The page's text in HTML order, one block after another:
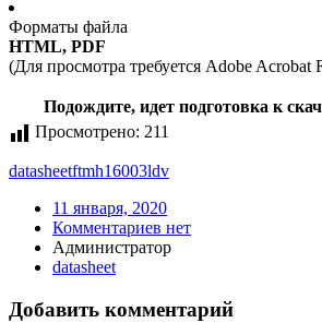
Форматы файла
HTML, PDF
(Для просмотра требуется Adobe Acrobat
Подождите, идет подготовка к
Просмотрено: 211
datasheetftmh16003ldv
11 января, 2020
Комментариев нет
Администратор
datasheet
Добавить комментарий